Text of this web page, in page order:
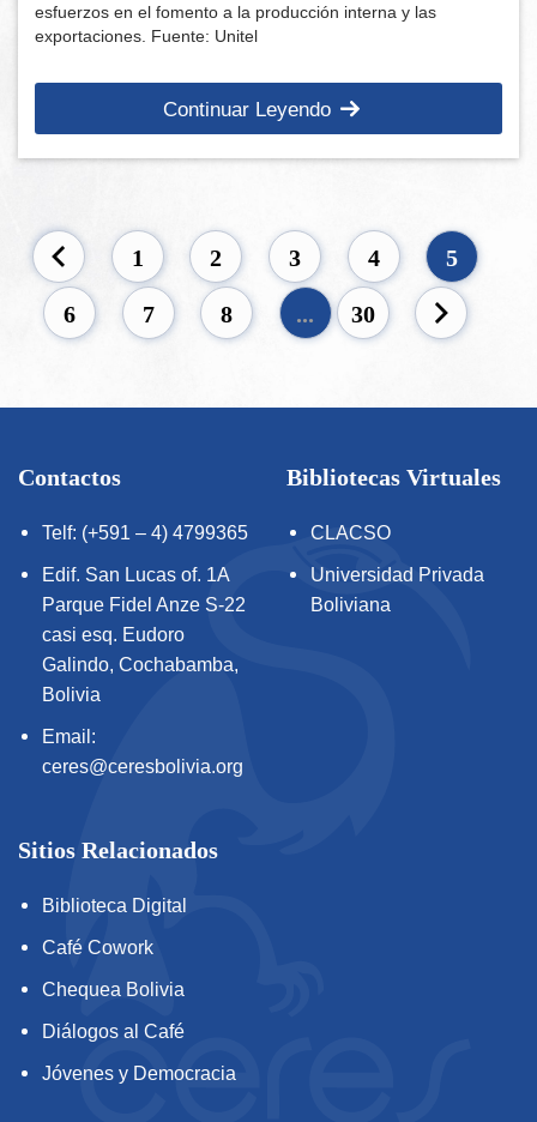
esfuerzos en el fomento a la producción interna y las
exportaciones. Fuente: Unitel
Continuar Leyendo
1 2 3 4 5
6 7 8 ... 30
Contactos
Telf: (+591 – 4) 4799365
Edif. San Lucas of. 1A
Parque Fidel Anze S-22
casi esq. Eudoro
Galindo, Cochabamba,
Bolivia
Email:
ceres@ceresbolivia.org
Bibliotecas Virtuales
CLACSO
Universidad Privada
Boliviana
Sitios Relacionados
Biblioteca Digital
Café Cowork
Chequea Bolivia
Diálogos al Café
Jóvenes y Democracia